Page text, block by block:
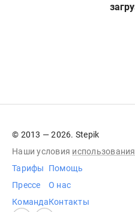
© 2013 — 2026. Stepik
Наши условия использования
Тарифы
Прессе
Команда
Помощь
О нас
Контакты